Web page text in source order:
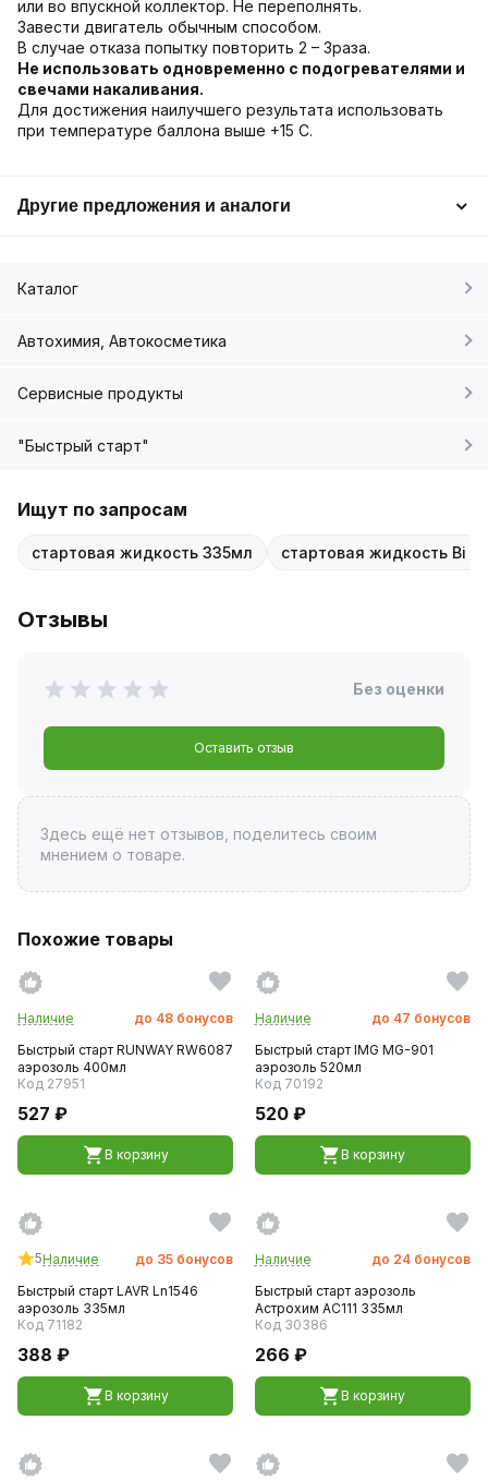
или во впускной коллектор. Не переполнять.
Завести двигатель обычным способом.
В случае отказа попытку повторить 2 – 3раза.
Не использовать одновременно с подогревателями и
свечами накаливания.
Для достижения наилучшего результата использовать
при температуре баллона выше +15 С.
Другие предложения и аналоги
Каталог
Автохимия, Автокосметика
Сервисные продукты
"Быстрый старт"
Ищут по запросам
стартовая жидкость 335мл стартовая жидкость Bi
Отзывы
Без оценки
Оставить отзыв
Здесь ещё нет отзывов, поделитесь своим
мнением о товаре.
Похожие товары
Наличие до 48 бонусов
Быстрый старт RUNWAY RW6087
аэрозоль 400мл
Код 27951
527 ₽
В корзину
Наличие до 47 бонусов
Быстрый старт IMG MG-901
аэрозоль 520мл
Код 70192
520 ₽
В корзину
5Наличие до 35 бонусов
Быстрый старт LAVR Ln1546
аэрозоль 335мл
Код 71182
388 ₽
В корзину
Наличие до 24 бонусов
Быстрый старт аэрозоль
Астрохим AC111 335мл
Код 30386
266 ₽
В корзину